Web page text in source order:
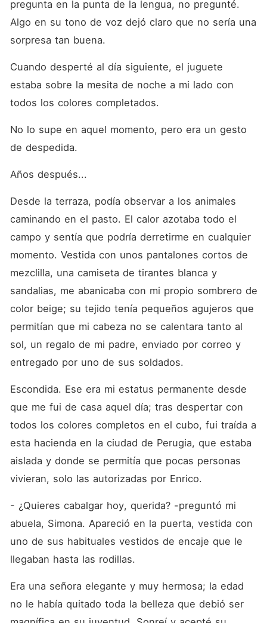
pregunta en la punta de la lengua, no pregunté.
Algo en su tono de voz dejó claro que no sería una
sorpresa tan buena.
Cuando desperté al día siguiente, el juguete
estaba sobre la mesita de noche a mi lado con
todos los colores completados.
No lo supe en aquel momento, pero era un gesto
de despedida.
Años después...
Desde la terraza, podía observar a los animales
caminando en el pasto. El calor azotaba todo el
campo y sentía que podría derretirme en cualquier
momento. Vestida con unos pantalones cortos de
mezclilla, una camiseta de tirantes blanca y
sandalias, me abanicaba con mi propio sombrero de
color beige; su tejido tenía pequeños agujeros que
permitían que mi cabeza no se calentara tanto al
sol, un regalo de mi padre, enviado por correo y
entregado por uno de sus soldados.
Escondida. Ese era mi estatus permanente desde
que me fui de casa aquel día; tras despertar con
todos los colores completos en el cubo, fui traída a
esta hacienda en la ciudad de Perugia, que estaba
aislada y donde se permitía que pocas personas
vivieran, solo las autorizadas por Enrico.
- ¿Quieres cabalgar hoy, querida? -preguntó mi
abuela, Simona. Apareció en la puerta, vestida con
uno de sus habituales vestidos de encaje que le
llegaban hasta las rodillas.
Era una señora elegante y muy hermosa; la edad
no le había quitado toda la belleza que debió ser